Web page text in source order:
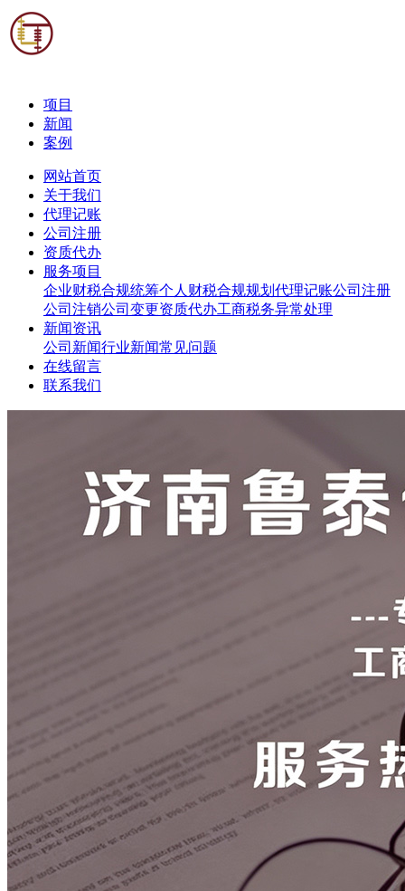
项目
新闻
案例
网站首页
关于我们
代理记账
公司注册
资质代办
服务项目
企业财税合规统筹个人财税合规规划 代理记账公司注册
公司注销公司变更资质代办工商税务异常处理
新闻资讯
公司新闻行业新闻常见问题
在线留言
联系我们